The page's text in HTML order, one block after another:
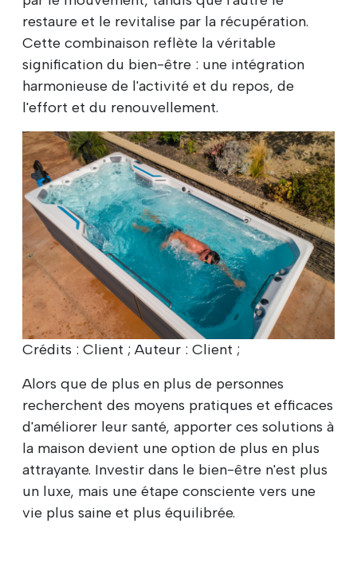
restaure et le revitalise par la récupération.
Cette combinaison reflète la véritable
signification du bien-être : une intégration
harmonieuse de l'activité et du repos, de
l'effort et du renouvellement.
Crédits : Client ; Auteur : Client ;
Alors que de plus en plus de personnes
recherchent des moyens pratiques et efficaces
d'améliorer leur santé, apporter ces solutions à
la maison devient une option de plus en plus
attrayante. Investir dans le bien-être n'est plus
un luxe, mais une étape consciente vers une
vie plus saine et plus équilibrée.